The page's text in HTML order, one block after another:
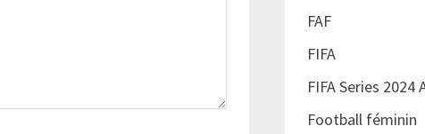
FAF
FIFA
FIFA Series 2024
Football féminin